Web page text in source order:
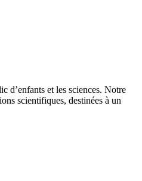
d’enfants et les sciences. Notre
scientifiques, destinées à un